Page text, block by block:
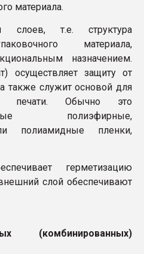
материала.
слоев, т.е. структура
материала,
назначением.
осуществляет защиту от
также служит основой для
печати. Обычно это
полиэфирные,
полиамидные пленки,
герметизацию
слой обеспечивают
(комбинированных)